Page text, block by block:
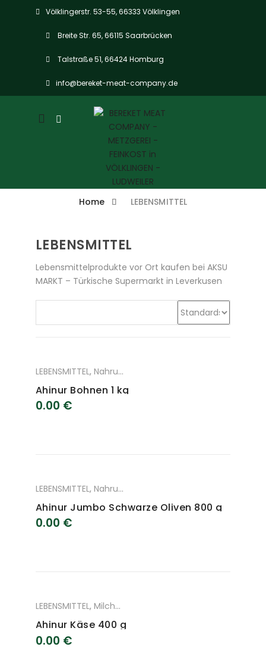
Völklingerstr. 53-55, 66333 Völklingen
Breite Str. 65, 66115 Saarbrücken
Talstraße 51, 66424 Homburg
info@bereket-meat-company.de
Mobile
Home LEBENSMITTEL
Skip to content
LEBENSMITTEL
Lebensmittelprodukte vor Ort kaufen bei AKSU
MARKT – Türkische Supermarkt in Leverkusen
LEBENSMITTEL, Nahrungsmittel
Ahinur Bohnen 1 kg
0.00 €
LEBENSMITTEL, Nahrungsmittel
Ahinur Jumbo Schwarze Oliven 800 g
0.00 €
LEBENSMITTEL, Milchprodukte
Ahinur Käse 400 g
0.00 €